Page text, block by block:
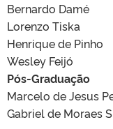
Bernardo Damé
Lorenzo Tiska
Henrique de Pinho
Wesley Feijó
Pós-Graduação
Marcelo de Jesus
Gabriel de Moraes